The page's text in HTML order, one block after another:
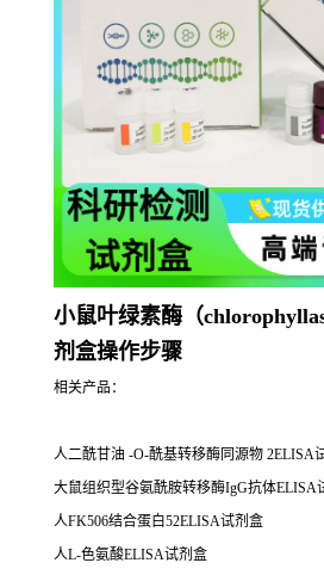
小鼠叶绿素酶（
剂盒操作步骤
相关产品：
人二酰甘油 -O-酰基转移酶同源物 2ELISA
大鼠组织型谷氨酰胺转移酶IgG抗体ELISA
人FK506结合蛋白52ELISA试剂盒
人L-色氨酸ELISA试剂盒